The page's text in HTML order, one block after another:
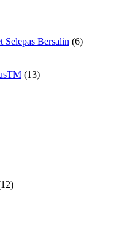
Selepas Bersalin (6)
(13)